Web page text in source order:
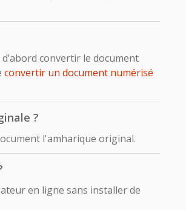
convertir le document
convertir un document numérisé
?
l'amharique original.
en ligne sans installer de